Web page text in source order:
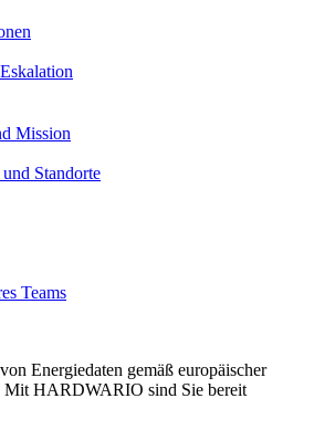
Mission
Standorte
Teams
Energiedaten gemäß europäischer
Mit HARDWARIO sind Sie bereit